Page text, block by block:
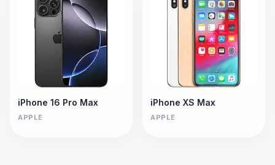
iPhone 16 Pro Max
APPLE
iPhone XS Max
APPLE